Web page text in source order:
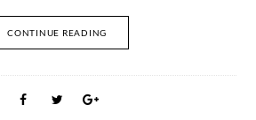
CONTINUE READING